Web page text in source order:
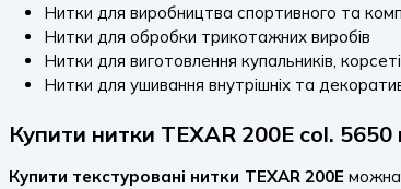
Нитки для виробництва спортивного та
Нитки для обробки трикотажних виробів
Нитки для виготовлення купальників,
Нитки для ушивання внутрішніх та
Купити нитки TEXAR 200E col. 5650
Купити текстуровані нитки TEXAR 200E можна